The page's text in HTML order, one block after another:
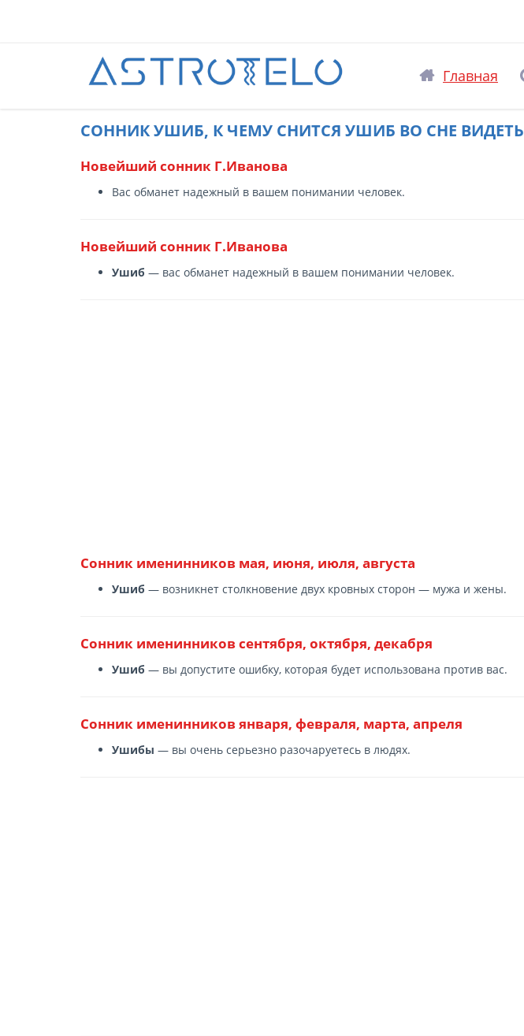
Главная
CОННИК УШИБ, К ЧЕМУ СНИТСЯ УШИБ ВО СНЕ ВИДЕТЬ
Новейший сонник Г.Иванова
Вас обманет надежный в вашем понимании человек.
Новейший сонник Г.Иванова
Ушиб — вас обманет надежный в вашем понимании человек.
Сонник именинников мая, июня, июля, августа
Ушиб — возникнет столкновение двух кровных сторон — мужа и жены.
Сонник именинников сентября, октября, декабря
Ушиб — вы допустите ошибку, которая будет использована против вас.
Сонник именинников января, февраля, марта, апреля
Ушибы — вы очень серьезно разочаруетесь в людях.